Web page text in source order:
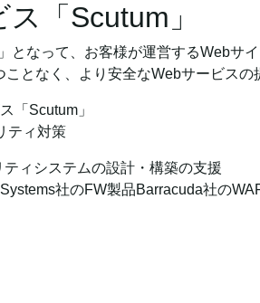
「Scutum」
となって、お客様が運営するWebサ
となく、より安全なWebサービスの
「Scutum」
ティ対策
ィシステムの設計・構築の支援
社のFW製品Barracuda社の